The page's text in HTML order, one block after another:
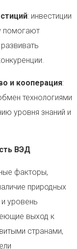
: инвестиции
помогают
и кооперация:
технологиями
уровня знаний и
ВЭД
факторы,
природных
уровень
выход к
странами,